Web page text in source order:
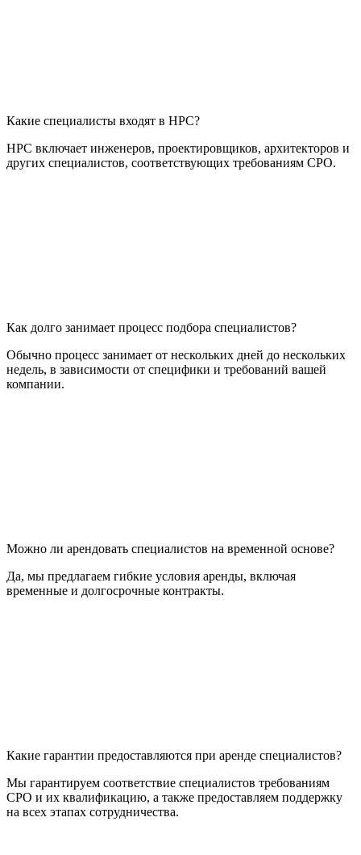
Какие специалисты входят в НРС?
НРС включает инженеров, проектировщиков, архитекторов и
других специалистов, соответствующих требованиям СРО.
Как долго занимает процесс подбора специалистов?
Обычно процесс занимает от нескольких дней до нескольких
недель, в зависимости от специфики и требований вашей
компании.
Можно ли арендовать специалистов на временной основе?
Да, мы предлагаем гибкие условия аренды, включая
временные и долгосрочные контракты.
Какие гарантии предоставляются при аренде специалистов?
Мы гарантируем соответствие специалистов требованиям
СРО и их квалификацию, а также предоставляем поддержку
на всех этапах сотрудничества.